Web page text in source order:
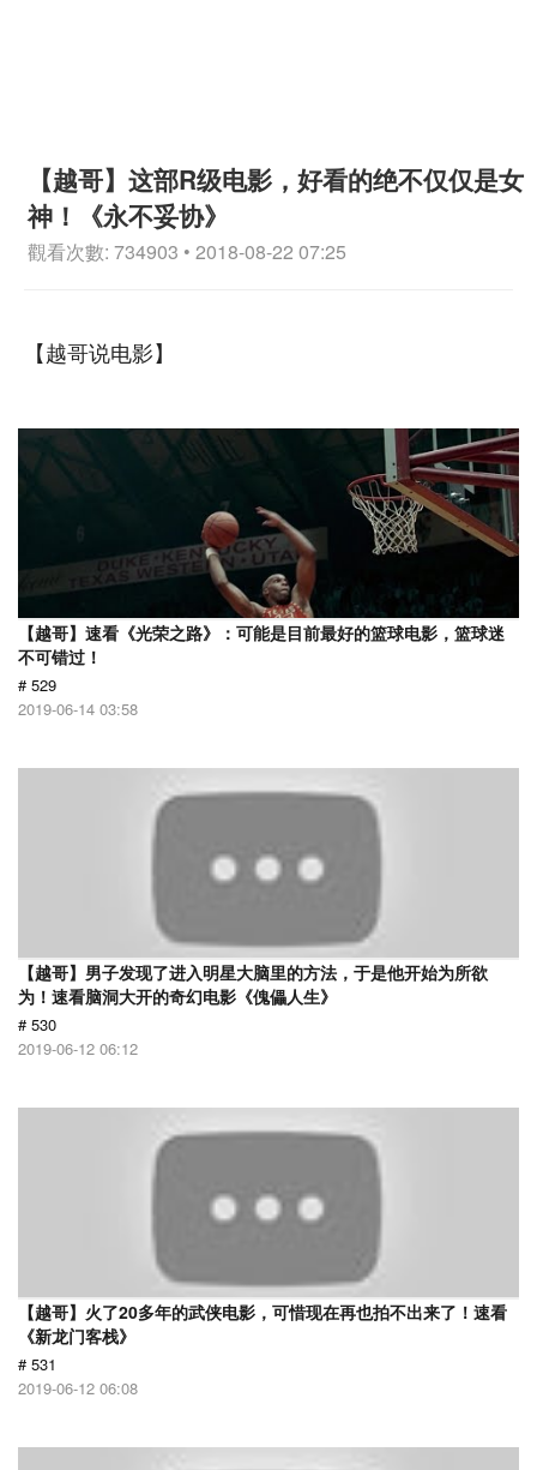
【越哥】这部R级电影，好看的绝不仅仅是女
神！《永不妥协》
觀看次數: 734903 • 2018-08-22 07:25
【越哥说电影】
【越哥】速看《光荣之路》：可能是目前最好的篮球电影，篮球迷
不可错过！
# 529
2019-06-14 03:58
【越哥】男子发现了进入明星大脑里的方法，于是他开始为所欲
为！速看脑洞大开的奇幻电影《傀儡人生》
# 530
2019-06-12 06:12
【越哥】火了20多年的武侠电影，可惜现在再也拍不出来了！速看
《新龙门客栈》
# 531
2019-06-12 06:08